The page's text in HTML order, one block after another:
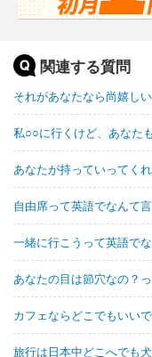
関連する質問
それがあなたなら尚嬉し
私○○に行くけど、あなた
あなたが持っていってく
自由席って英語でなんて
一緒に行こうって英語で
あなたの目は節穴なの？
カフェならどこでもいい
旅行は日本中どこへでも